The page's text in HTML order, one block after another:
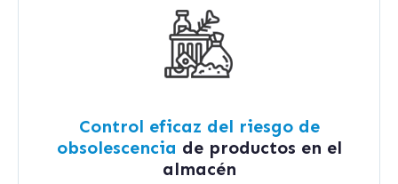
Control eficaz del riesgo de
obsolescencia de productos en el
almacén